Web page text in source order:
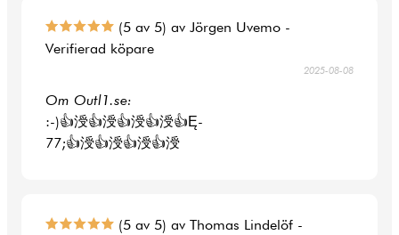
(5 av 5) av Jörgen Uvemo -
Verifierad köpare
2025-08-08
Om Outl1.se:
:-)👍涭👍涭👍涭👍涭👍Ę-
77;👍涭👍涭👍涭👍涭
(5 av 5) av Thomas Lindelöf -